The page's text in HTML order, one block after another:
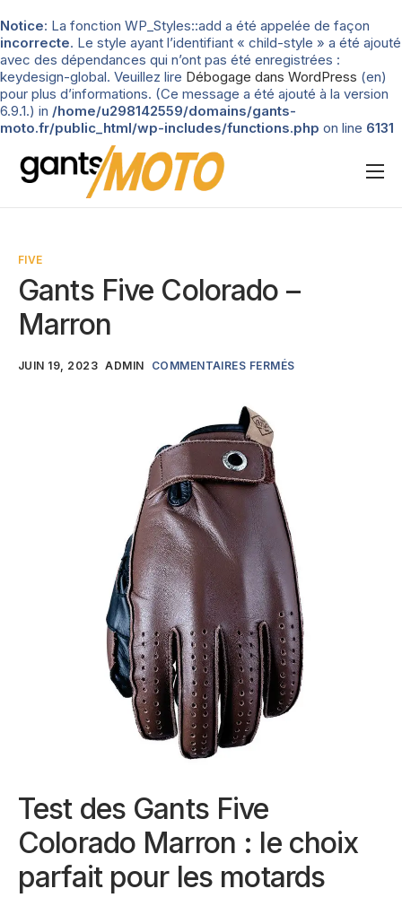
Notice: La fonction WP_Styles::add a été appelée de façon
incorrecte. Le style ayant l’identifiant « child-style » a été ajouté
avec des dépendances qui n’ont pas été enregistrées :
keydesign-global. Veuillez lire Débogage dans WordPress (en)
pour plus d’informations. (Ce message a été ajouté à la version
6.9.1.) in /home/u298142559/domains/gants-
moto.fr/public_html/wp-includes/functions.php on line 6131
Nos tests
Types de gants
Guide d’achat
FIVE
Gants Five Colorado –
Marron
JUIN 19, 2023 ADMIN COMMENTAIRES FERMÉS
Test des Gants Five
Colorado Marron : le choix
parfait pour les motards